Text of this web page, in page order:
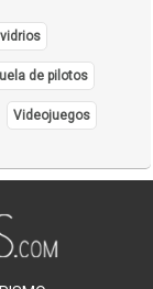
de pilotos
Videojuegos